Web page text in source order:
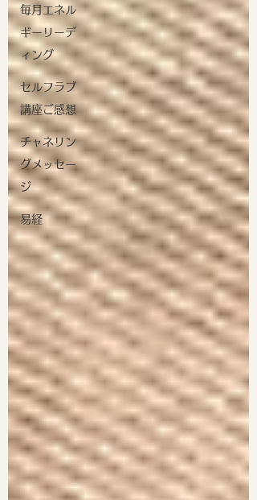
毎月エネル
ギーリーデ
ィング
セルフラブ
講座ご感想
チャネリン
グメッセー
ジ
易経